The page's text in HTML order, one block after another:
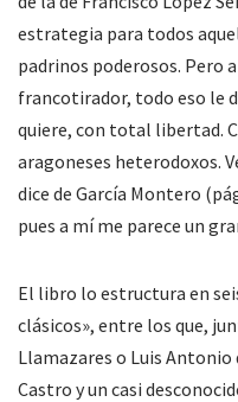
estrategia para todos
padrinos poderosos. Pero
francotirador, todo eso le
quiere, con total libertad.
aragoneses heterodoxos.
dice de García Montero
pues a mí me parece un
El libro lo estructura en
clásicos», entre los que,
Llamazares o Luis
Castro y un casi